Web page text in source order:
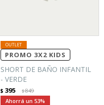
PROMO 3X2 KIDS
SHORT DE BAÑO INFANTIL
- VERDE
$ 395 $849
53